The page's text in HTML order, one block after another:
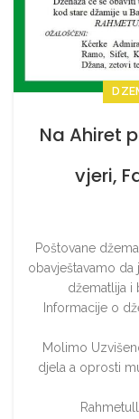
Na Ahiret
vjeri,
Poštovane
obavještavamo da
džematlija i
Informacije o
Molimo
djela a oprosti